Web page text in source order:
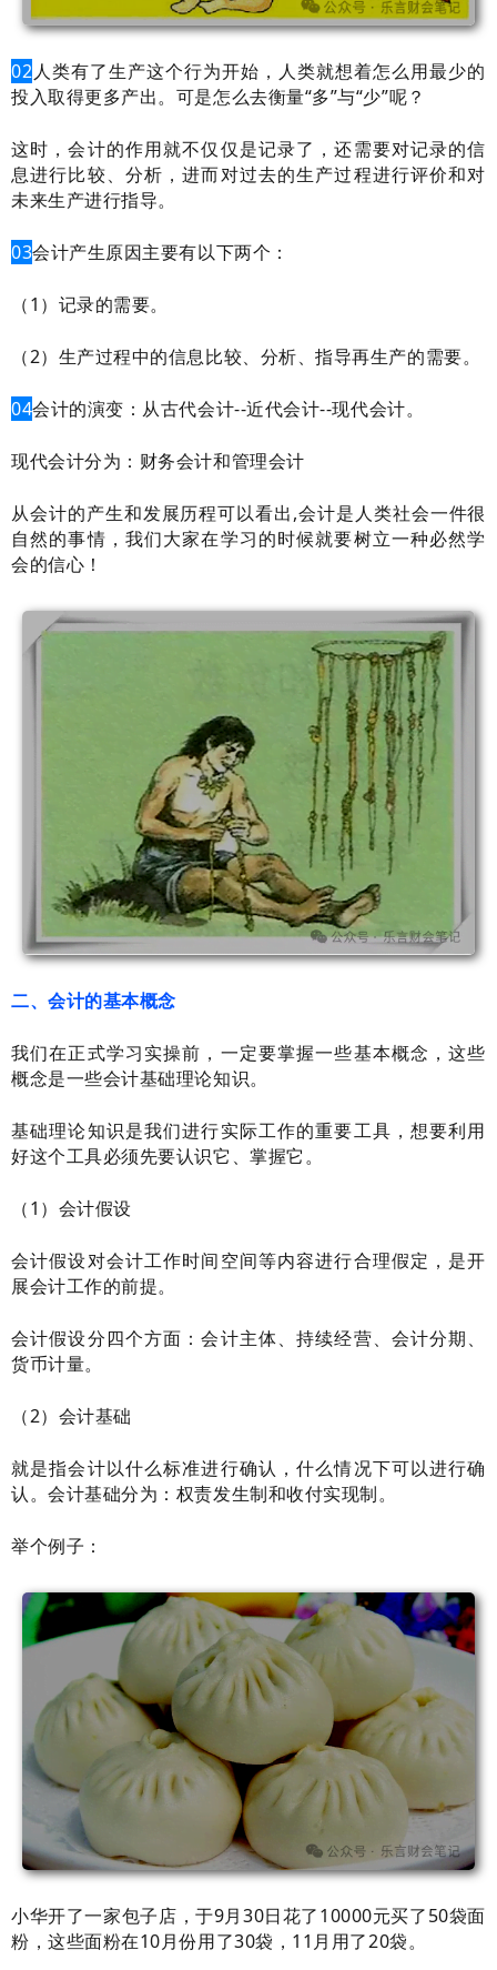
02人类有了生产这个行为开始，人类就想着怎么用最少的
投入取得更多产出。可是怎么去衡量“多”与“少”呢？
这时，会计的作用就不仅仅是记录了，还需要对记录的信
息进行比较、分析，进而对过去的生产过程进行评价和对
未来生产进行指导。
03会计产生原因主要有以下两个：
（1）记录的需要。
（2）生产过程中的信息比较、分析、指导再生产的需要。
04会计的演变：从古代会计--近代会计--现代会计。
现代会计分为：财务会计和管理会计
从会计的产生和发展历程可以看出,会计是人类社会一件很
自然的事情，我们大家在学习的时候就要树立一种必然学
会的信心！
二、会计的基本概念
我们在正式学习实操前，一定要掌握一些基本概念，这些
概念是一些会计基础理论知识。
基础理论知识是我们进行实际工作的重要工具，想要利用
好这个工具必须先要认识它、掌握它。
（1）会计假设
会计假设对会计工作时间空间等内容进行合理假定，是开
展会计工作的前提。
会计假设分四个方面：会计主体、持续经营、会计分期、
货币计量。
（2）会计基础
就是指会计以什么标准进行确认，什么情况下可以进行确
认。会计基础分为：权责发生制和收付实现制。
举个例子：
小华开了一家包子店，于9月30日花了10000元买了50袋面
粉，这些面粉在10月份用了30袋，11月用了20袋。